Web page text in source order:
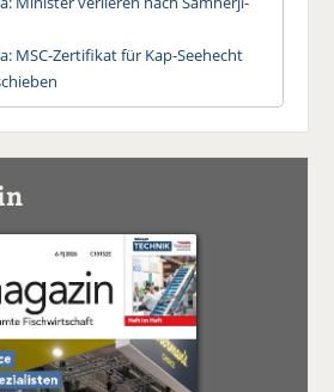
MSC-Zertifikat für Kap-Seehecht